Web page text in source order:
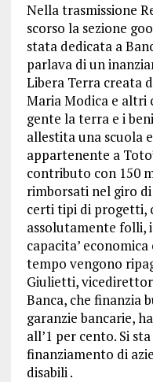
Nella trasmissione
scorso la sezione
stata dedicata a
parlava di un
Libera Terra creata
Maria Modica e altri
gente la terra e i
allestita una scuola
appartenente a
contributo con 150
rimborsati nel giro
certi tipi di progetti,
assolutamente folli,
capacita’
tempo vengono
Giulietti,
Banca, che finanzia
garanzie bancarie,
all’1 per cento. Si
finanziamento di
disabili .